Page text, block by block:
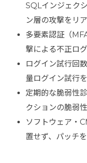
SQLインジェク
ン層の攻撃をリ
多要素認証（
撃による不正ロ
ログイン試行回
量ログイン試行
定期的な脆弱性
クションの脆弱
ソフトウェア・
置せず、パッチ